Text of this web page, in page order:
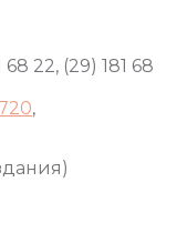
22, (29) 181 68
,